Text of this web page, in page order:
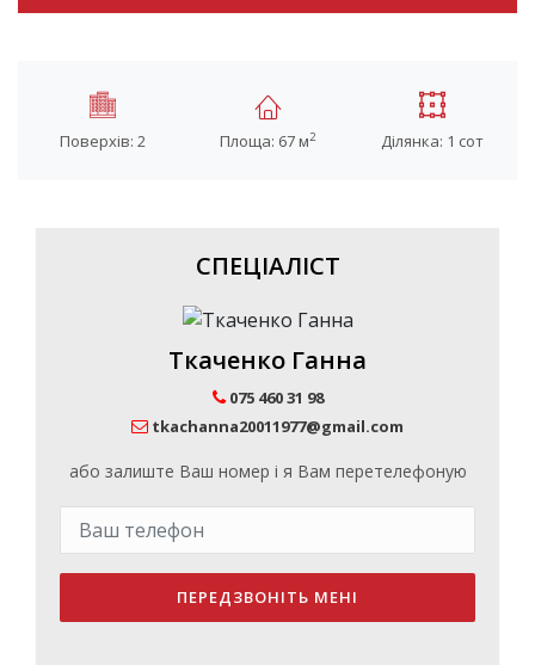
Поверхів: 2 Площа: 67 м2 Ділянка: 1 сот
СПЕЦІАЛІСТ
Ткаченко Ганна
075 460 31 98
tkachanna20011977@gmail.com
або залиште Ваш номер і я Вам перетелефоную
ПЕРЕДЗВОНІТЬ МЕНІ